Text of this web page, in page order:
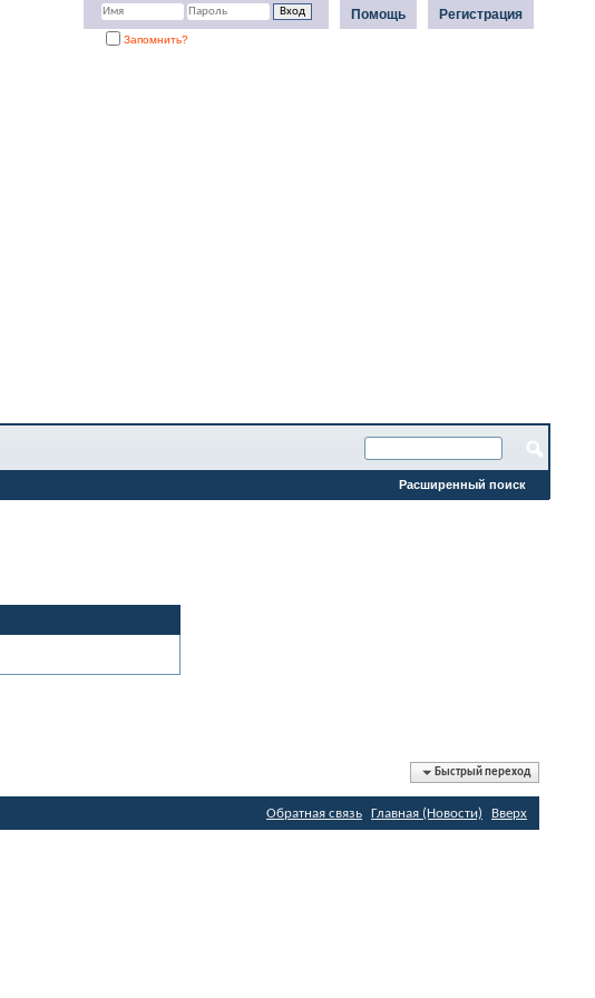
Регистрация
Помощь
Запомнить?
Расширенный поиск
Быстрый переход
Обратная связь Главная (Новости) Вверх